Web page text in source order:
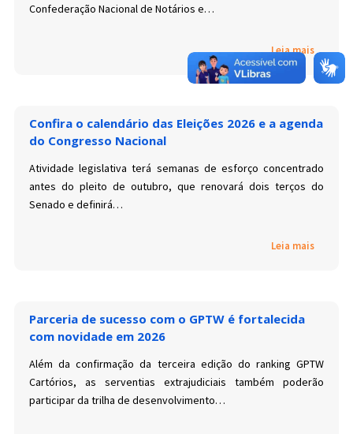
Confederação Nacional de Notários e…
Leia mais
Confira o calendário das Eleições 2026 e a agenda
do Congresso Nacional
Atividade legislativa terá semanas de esforço concentrado
antes do pleito de outubro, que renovará dois terços do
Senado e definirá…
Leia mais
Parceria de sucesso com o GPTW é fortalecida
com novidade em 2026
Além da confirmação da terceira edição do ranking GPTW
Cartórios, as serventias extrajudiciais também poderão
participar da trilha de desenvolvimento…